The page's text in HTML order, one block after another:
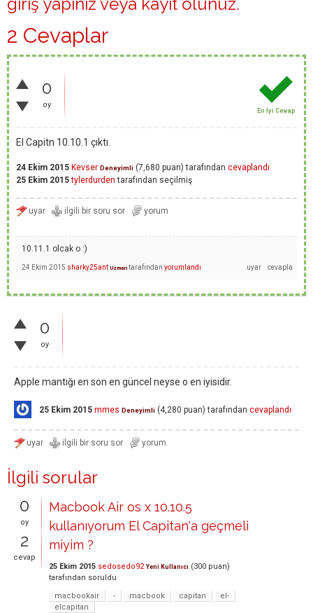
2 Cevaplar
0
oy
En İyi Cevap
El Capitn 10.10.1 çıktı.
24 Ekim 2015 Kevser Deneyimli (7,680 puan) tarafından cevaplandı
25 Ekim 2015 tylerdurden tarafından seçilmiş
10.11.1 olcak o :)
24 Ekim 2015 sharky25ant Uzman tarafından yorumlandı
0
oy
Apple mantığı en son en güncel neyse o en iyisidir.
25 Ekim 2015 mmes Deneyimli (4,280 puan) tarafından cevaplandı
İlgili sorular
0
oy
2
cevap
Macbook Air os x 10.10.5
kullanıyorum El Capitan'a geçmeli
miyim ?
25 Ekim 2015 sedosedo92 Yeni Kullanıcı (300 puan)
tarafından soruldu
macbookair
- macbook capitan
el-
elcapitan